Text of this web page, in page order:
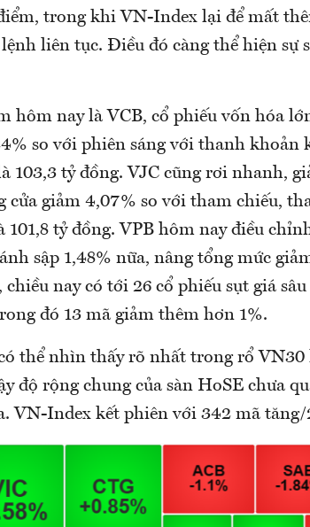
trong khi VN-Index lại để mất
liên tục. Điều đó càng thể hiện sự
hôm nay là VCB, cổ phiếu vốn hóa
so với phiên sáng với thanh khoản
103,3 tỷ đồng. VJC cũng rơi nhanh,
cửa giảm 4,07% so với tham chiếu,
101,8 tỷ đồng. VPB hôm nay điều
sập 1,48% nữa, nâng tổng mức
nay có tới 26 cổ phiếu sụt giá
đó 13 mã giảm thêm hơn 1%.
thể nhìn thấy rõ nhất trong rổ VN30
độ rộng chung của sàn HoSE chưa
VN-Index kết phiên với 342 mã tăng/